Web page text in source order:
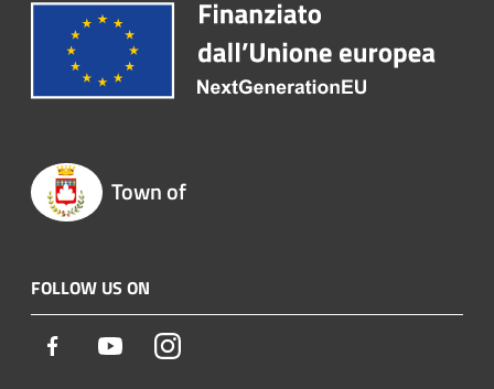
Town of
FOLLOW US ON
Facebook YoutubeInstagram